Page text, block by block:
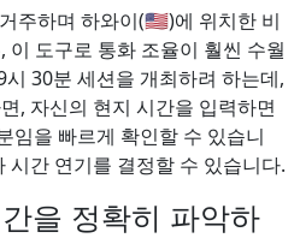
주하며 하와이(🇺🇸)에 위치한 비
이 도구로 통화 조율이 훨씬 수월
30분 세션을 개최하려 하는데,
, 자신의 현지 시간을 입력하면
임을 빠르게 확인할 수 있습니
시간 연기를 결정할 수 있습니다.
을 정확히 파악하